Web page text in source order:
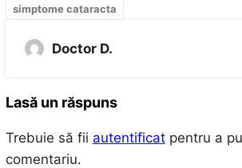
simptome cataracta
Doctor D.
Lasă un răspuns
Trebuie să fii autentificatpentru a
comentariu.